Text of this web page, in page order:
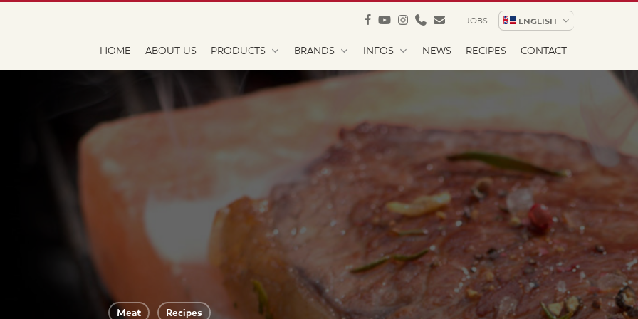
facebook
youtubeinstagram
phoneemail JOBS ENGLISH
HOME ABOUT US PRODUCTS BRANDS INFOS NEWS RECIPES CONTACT
Meat Recipes